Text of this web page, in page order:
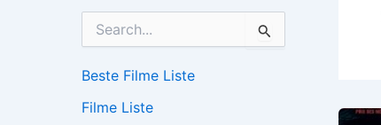
h
n
Beste Filme Liste
Filme Liste